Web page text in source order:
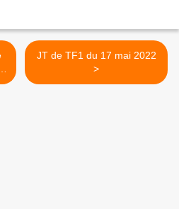
JT de TF1 du 17 mai 2022
>